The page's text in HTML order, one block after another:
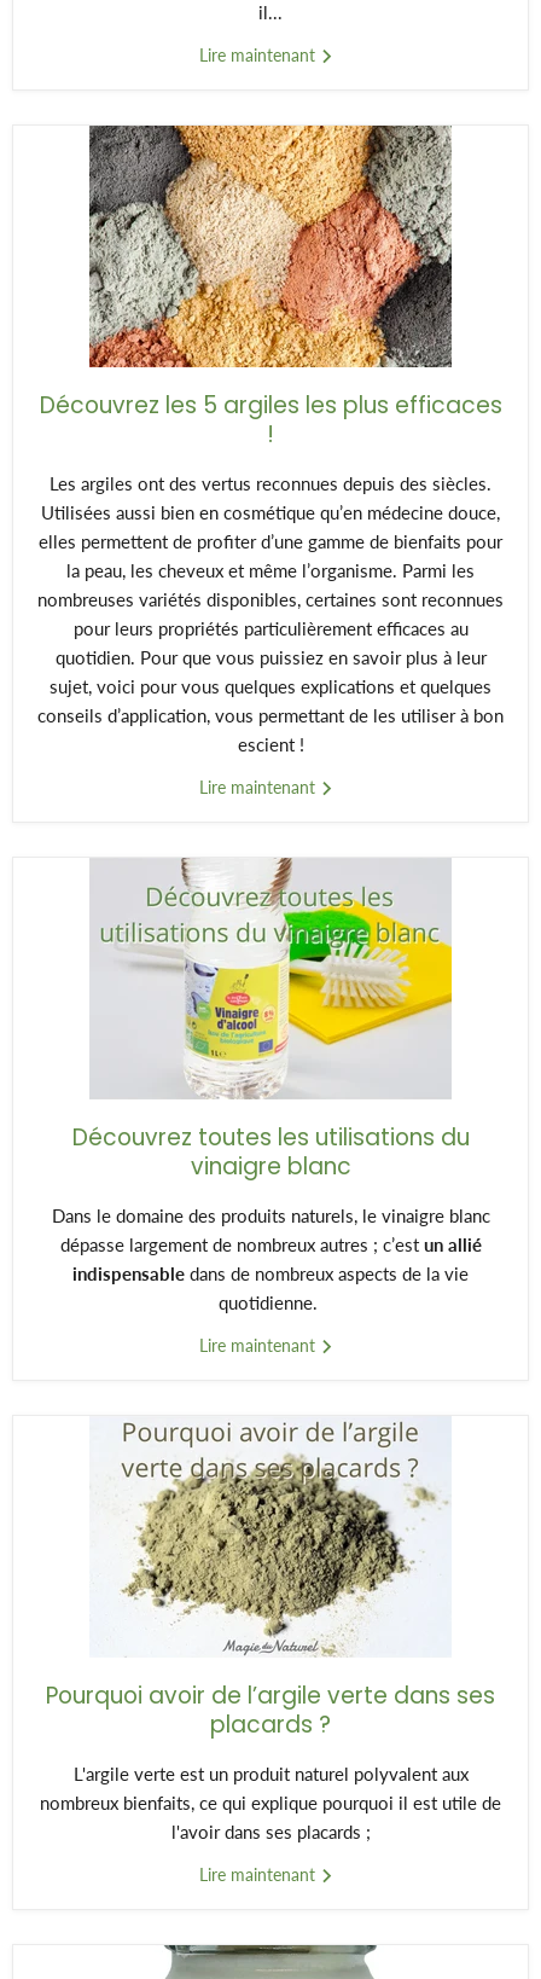
il...
Lire maintenant
Découvrez les 5 argiles les plus efficaces
!
Les argiles ont des vertus reconnues depuis des siècles.
Utilisées aussi bien en cosmétique qu’en médecine douce,
elles permettent de profiter d’une gamme de bienfaits pour
la peau, les cheveux et même l’organisme. Parmi les
nombreuses variétés disponibles, certaines sont reconnues
pour leurs propriétés particulièrement efficaces au
quotidien. Pour que vous puissiez en savoir plus à leur
sujet, voici pour vous quelques explications et quelques
conseils d’application, vous permettant de les utiliser à bon
escient !
Lire maintenant
Découvrez toutes les utilisations du
vinaigre blanc
Dans le domaine des produits naturels, le vinaigre blanc
dépasse largement de nombreux autres ; c’est un allié
indispensable dans de nombreux aspects de la vie
quotidienne.
Lire maintenant
Pourquoi avoir de l’argile verte dans ses
placards ?
L'argile verte est un produit naturel polyvalent aux
nombreux bienfaits, ce qui explique pourquoi il est utile de
l'avoir dans ses placards ;
Lire maintenant